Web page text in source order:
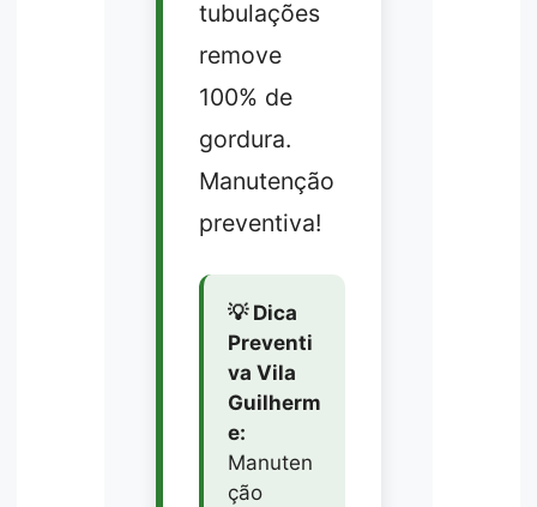
tubulações
remove
100% de
gordura.
Manutenção
preventiva!
💡 Dica
Preventi
va Vila
Guilherm
e:
Manuten
ção